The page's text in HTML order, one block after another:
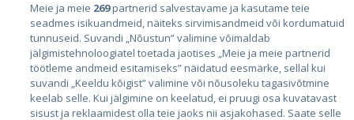
Riigid
Eesti
Läti
Leedu
Meie ja meie 269partnerid salvestavame ja kasutame teie
seadmes isikuandmeid, näiteks sirvimisandmeid või kordumatuid
tunnuseid. Suvandi „Nõustun” valimine võimaldab
jälgimistehnoloogiatel toetada jaotises „Meie ja meie partnerid
töötleme andmeid esitamiseks” näidatud eesmärke, sellal kui
suvandi „Keeldu kõigist” valimine või nõusoleku tagasivõtmine
keelab selle. Kui jälgimine on keelatud, ei pruugi osa kuvatavast
sisust ja reklaamidest olla teie jaoks nii asjakohased. Saate selle